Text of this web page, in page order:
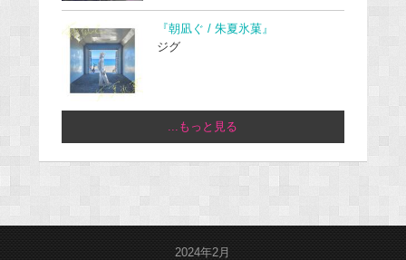
『朝凪ぐ / 朱夏氷菓』
ジグ
...もっと見る
2024年2月